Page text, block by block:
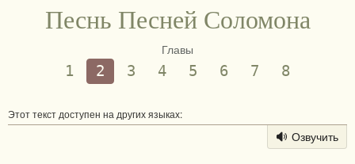
Песнь Песней Соломона
Главы
1 2 3 4 5 6 7 8
Этот текст доступен на других языках:
Озвучить